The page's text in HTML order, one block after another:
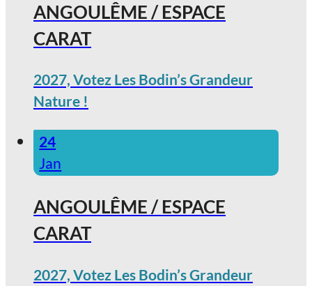
ANGOULÊME / ESPACE
CARAT
2027, Votez Les Bodin’s Grandeur
Nature !
24
Jan
ANGOULÊME / ESPACE
CARAT
2027, Votez Les Bodin’s Grandeur